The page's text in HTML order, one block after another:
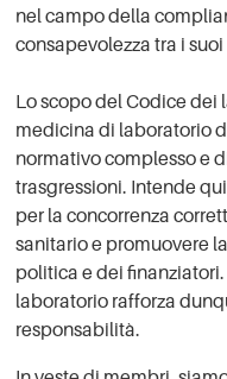
nel campo della
consapevolezza tra i
Lo scopo del Codice dei
medicina di laboratorio
normativo complesso e
trasgressioni. Intende
per la concorrenza
sanitario e promuovere
politica e dei
laboratorio rafforza
responsabilità.